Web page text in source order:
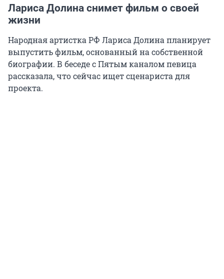
Лариса Долина снимет фильм о своей
жизни
Народная артистка РФ Лариса Долина планирует
выпустить фильм, основанный на собственной
биографии. В беседе с Пятым каналом певица
рассказала, что сейчас ищет сценариста для
проекта.